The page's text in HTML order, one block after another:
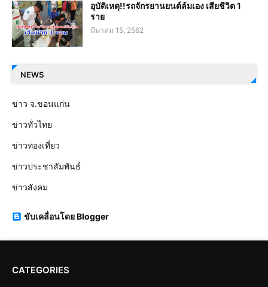
อุบัติเหตุ!!รถจักรยานยนต์ล้มเอง เสียชีวิต 1
ราย
มีนาคม 15, 2562
NEWS
ข่าว จ.ขอนแก่น
ข่าวทั่วไทย
ข่าวท่องเที่ยว
ข่าวประชาสัมพันธ์
ข่าวสังคม
ขับเคลื่อนโดย Blogger
CATEGORIES